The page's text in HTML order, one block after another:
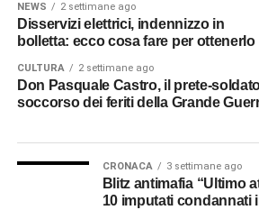
NEWS 2 settimane ago
Disservizi elettrici, indennizzo in
bolletta: ecco cosa fare per ottenerlo
CULTURA 2 settimane ago
Don Pasquale Castro, il prete-
soccorso dei feriti della Grande
CRONACA 3 settimane ago
Blitz antimafia “Ultimo
10 imputati condannati